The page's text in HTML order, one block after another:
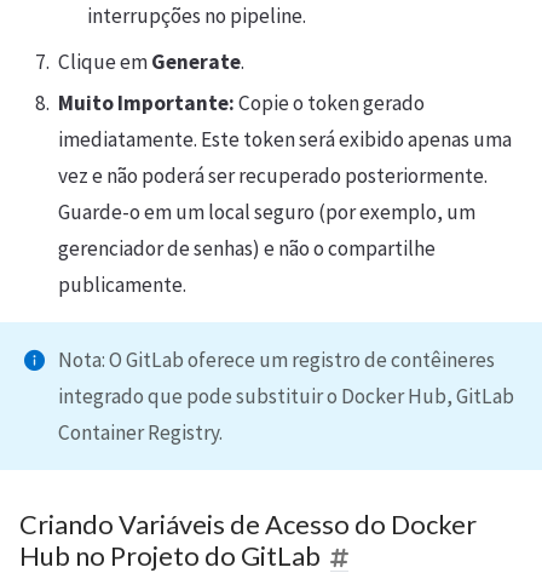
interrupções no pipeline.
Clique emGenerate.
Muito Importante:Copie o token gerado
imediatamente. Este token será exibido apenas uma
vez e não poderá ser recuperado posteriormente.
Guarde-o em um local seguro (por exemplo, um
gerenciador de senhas) e não o compartilhe
publicamente.
Nota: O GitLab oferece um registro de contêineres
integrado que pode substituir o Docker Hub, GitLab
Container Registry.
Criando Variáveis de Acesso do Docker
Hub no Projeto do GitLab